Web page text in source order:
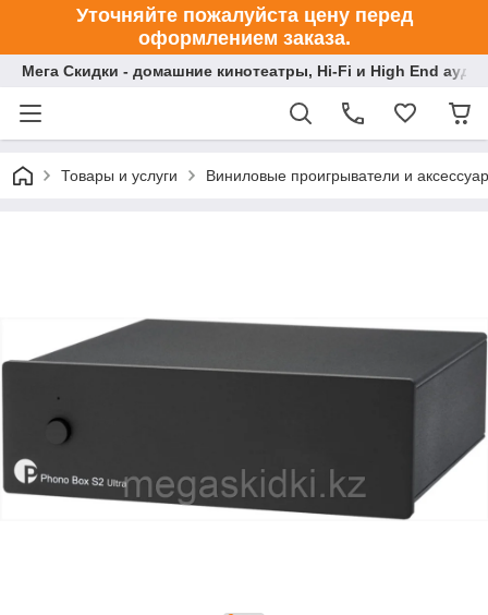
Уточняйте пожалуйста цену перед
оформлением заказа.
Мега Скидки - домашние кинотеатры, Hi-Fi и High End
Товары и услуги Виниловые проигрыватели и